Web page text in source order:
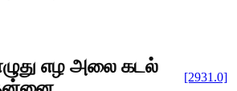
எழ அலை கடல்
[2931.0]